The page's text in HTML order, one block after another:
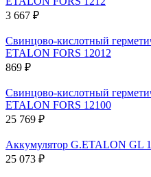
3 667 ₽
Свинцово-кислотный
ETALON FORS 12012
869 ₽
Свинцово-кислотный
ETALON FORS 12100
25 769 ₽
Аккумулятор G.ETALON GL
25 073 ₽